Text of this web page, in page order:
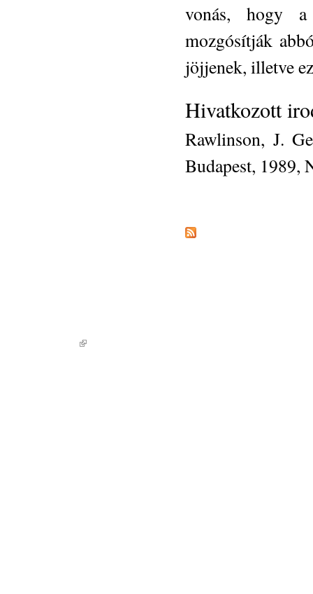
vonás, hogy a
mozgósítják
jöjjenek, illetve
Hivatkozott
Rawlinson, J.
Budapest, 1989,
(link is external)